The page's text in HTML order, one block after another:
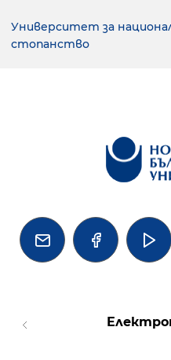
Университет за
стопанство
  